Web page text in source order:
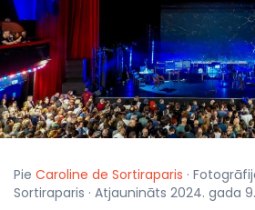
Pie Caroline de Sortiraparis ·
Sortiraparis · Atjaunināts 2024. gada